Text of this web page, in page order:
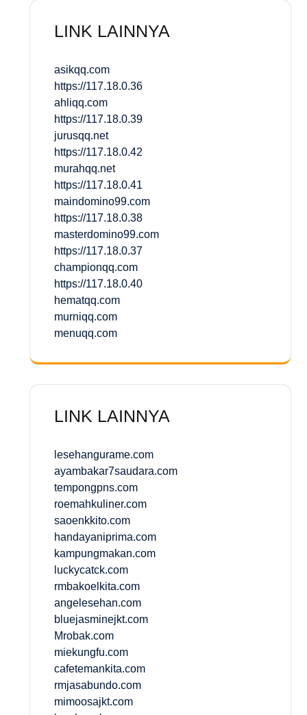
LINK LAINNYA
asikqq.com
https://117.18.0.36
ahliqq.com
https://117.18.0.39
jurusqq.net
https://117.18.0.42
murahqq.net
https://117.18.0.41
maindomino99.com
https://117.18.0.38
masterdomino99.com
https://117.18.0.37
championqq.com
https://117.18.0.40
hematqq.com
murniqq.com
menuqq.com
LINK LAINNYA
lesehangurame.com
ayambakar7saudara.com
tempongpns.com
roemahkuliner.com
saoenkkito.com
handayaniprima.com
kampungmakan.com
luckycatck.com
rmbakoelkita.com
angelesehan.com
bluejasminejkt.com
Mrobak.com
miekungfu.com
cafetemankita.com
rmjasabundo.com
mimoosajkt.com